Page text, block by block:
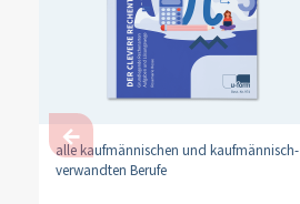
alle kaufmännischen und kaufmännisch-
verwandten Berufe
←